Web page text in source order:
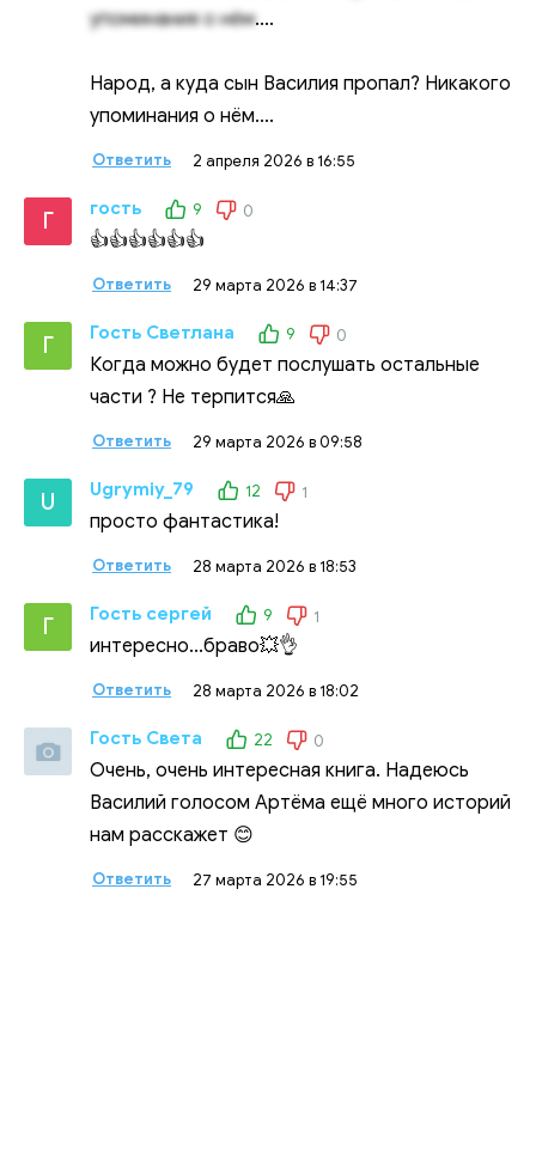
упоминания о нём....
Народ, а куда сын Василия пропал? Никакого
упоминания о нём....
Ответить 2 апреля 2026 в 16:55
Г гость 9 0
👍👍👍👍👍👍
Ответить 29 марта 2026 в 14:37
Г Гость Светлана 9 0
Когда можно будет послушать остальные
части ? Не терпится🙏
Ответить 29 марта 2026 в 09:58
U Ugrymiy_79 12 1
просто фантастика!
Ответить 28 марта 2026 в 18:53
Г Гость сергей 9 1
интересно...браво💥👌
Ответить 28 марта 2026 в 18:02
Гость Света 22 0
Очень, очень интересная книга. Надеюсь
Василий голосом Артёма ещё много историй
нам расскажет 😊
Ответить 27 марта 2026 в 19:55